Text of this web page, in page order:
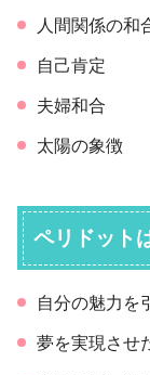
人間関係の和
自己肯定
夫婦和合
太陽の象徴
ペリドット
自分の魅力を
夢を実現させ